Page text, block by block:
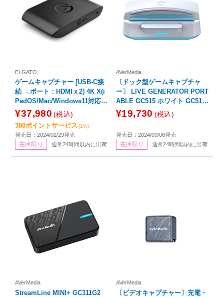
ELGATO
ゲームキャプチャー [USB-C接
続 →ポート：HDMIｘ2] 4K X(i
PadOS/Mac/Windows11対応)
10GBH9901
¥37,980 (税込)
380ポイントサービス (1%)
発売日：2024/02/29発売
在庫限り 通常24時間以内に出荷
AVerMedia
〔ドック型ゲームキャプチャ
ー〕 LIVE GENERATOR PORT
ABLE GC515 ホワイト GC515
WH
¥19,730 (税込)
発売日：2024/09/06発売
在庫限り 通常24時間以内に出荷
AVerMedia
StreamLine MINI+ GC311G2
AVerMedia
〔ビデオキャプチャー〕充電・